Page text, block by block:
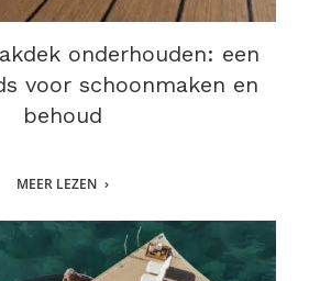
onderhouden: een
voor schoonmaken en
behoud
MEER LEZEN